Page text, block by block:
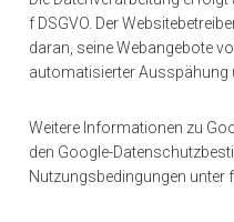
f DSGVO. Der
daran, seine Webangebote
automatisierter Ausspähung
Weitere Informationen zu
den Google-
Nutzungsbedingungen unter